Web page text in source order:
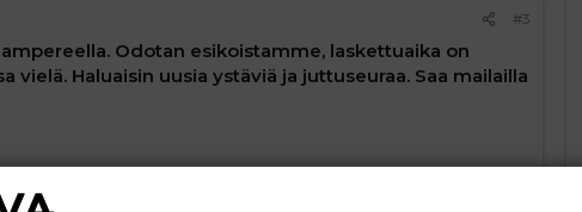
#3
Odotan esikoistamme, laskettuaika on
vielä. Haluaisin uusia ystäviä ja juttuseuraa. Saa mailailla